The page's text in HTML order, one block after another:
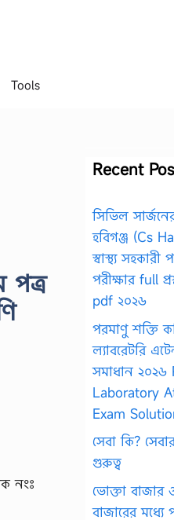
Tools
পত্র
নংঃ
Recent
সিভিল
হবিগঞ্জ (Cs
স্বাস্থ্য
পরীক্ষার full
pdf ২০২৬
পরমাণু শক্তি
ল্যাবরেটরি
সমাধান ২০২৬
Laboratory
Exam
সেবা কি?
গুরুত্ব
ভোক্তা বাজার
বাজারের মধ্যে